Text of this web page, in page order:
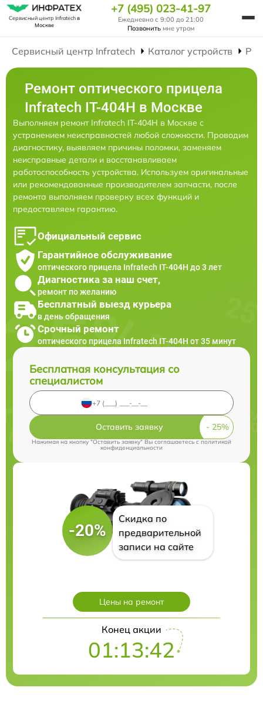
Сервисный центр Infratechв
Москве
+7 (495) 023-41-97
Ежедневно с 9:00 до 21:00
Позвонить мне утром
Сервисный центр Infratech Каталог устройств
Ремонт оптического прицела
Infratech IT-404H в Москве
Выполняем ремонт Infratech IT-404H в Москве с
устранением неисправностей любой сложности. Проводим
диагностику, выявляем причины поломки, заменяем
неисправные детали и восстанавливаем
работоспособность устройства. Используем оригинальные
или рекомендованные производителем запчасти, после
ремонта выполняем проверку всех функций и
предоставляем гарантию.
Официальный сервис
Гарантийное обслуживание
оптического прицела Infratech IT-404H до 3 лет
Диагностика за наш счет,
ремонт по желанию
Бесплатный выезд курьера
в день обращения
Срочный ремонт
оптического прицела Infratech IT-404H от 35 минут
Бесплатная консультация со
специалистом
Оставить заявку
Нажимая на кнопку "Оставить заявку" Вы соглашаетесь cполитикой
конфиденциальности
-20%
Скидка по
предварительной
записи на сайте
Цены на ремонт
Конец акции
01:13:40